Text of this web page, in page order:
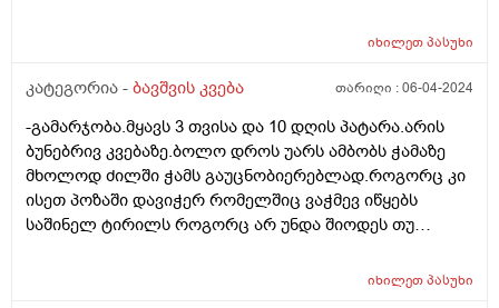
იხილეთპასუხი
კატეგორია - ბავშვის კვება თარიღი :06-04-2024
-გამარჯობა.მყავს 3 თვისა და 10 დღის პატარა.არის
ბუნებრივ კვებაზე.ბოლო დროს უარს ამბობს ჭამაზე
მხოლოდ ძილში ჭამს გაუცნობიერებლად.როგორც კი
ისეთ პოზაში დავიჭერ რომელშიც ვაჭმევ იწყებს
საშინელ ტირილს როგორც არ უნდა შიოდეს თუ
პედიატრთან,მაგრამ ვერ მითხრა რა სჭირდა იმიტომ
იხილეთპასუხი